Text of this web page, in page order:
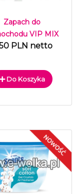
Zapach do
VIP MIX
PLN netto
Do Koszyka